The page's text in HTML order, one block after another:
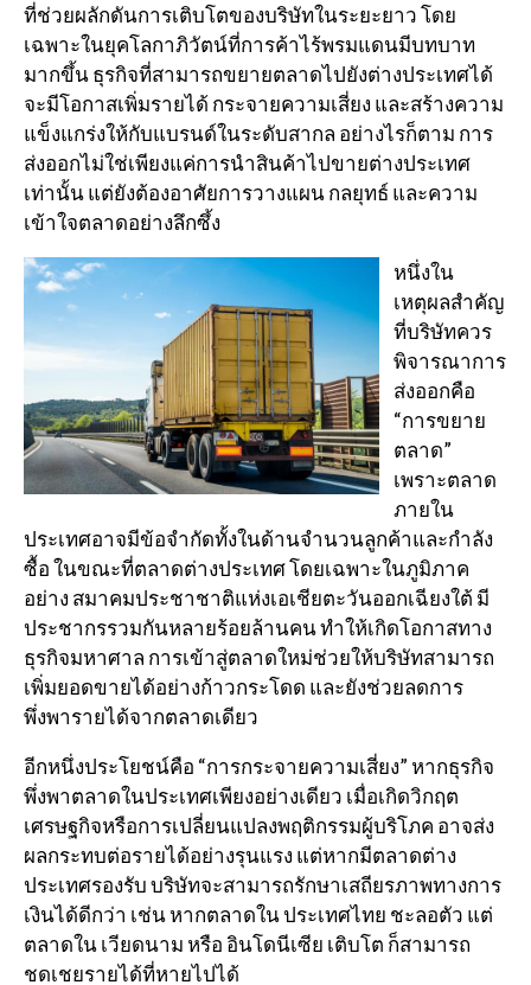
ที่ช่วยผลักดันการเติบโตของบริษัทในระยะยาว โดย
เฉพาะในยุคโลกาภิวัตน์ที่การค้าไร้พรมแดนมีบทบาท
มากขึ้น ธุรกิจที่สามารถขยายตลาดไปยังต่างประเทศได้
จะมีโอกาสเพิ่มรายได้ กระจายความเสี่ยง และสร้างความ
แข็งแกร่งให้กับแบรนด์ในระดับสากล อย่างไรก็ตาม การ
ส่งออกไม่ใช่เพียงแค่การนำสินค้าไปขายต่างประเทศ
เท่านั้น แต่ยังต้องอาศัยการวางแผน กลยุทธ์ และความ
เข้าใจตลาดอย่างลึกซึ้ง
หนึ่งใน
เหตุผลสำคัญ
ที่บริษัทควร
พิจารณาการ
ส่งออกคือ
“การขยาย
ตลาด”
เพราะตลาด
ภายใน
ประเทศอาจมีข้อจำกัดทั้งในด้านจำนวนลูกค้าและกำลัง
ซื้อ ในขณะที่ตลาดต่างประเทศ โดยเฉพาะในภูมิภาค
อย่าง สมาคมประชาชาติแห่งเอเชียตะวันออกเฉียงใต้มี
ประชากรรวมกันหลายร้อยล้านคน ทำให้เกิดโอกาสทาง
ธุรกิจมหาศาล การเข้าสู่ตลาดใหม่ช่วยให้บริษัทสามารถ
เพิ่มยอดขายได้อย่างก้าวกระโดด และยังช่วยลดการ
พึ่งพารายได้จากตลาดเดียว
อีกหนึ่งประโยชน์คือ “การกระจายความเสี่ยง” หากธุรกิจ
พึ่งพาตลาดในประเทศเพียงอย่างเดียว เมื่อเกิดวิกฤต
เศรษฐกิจหรือการเปลี่ยนแปลงพฤติกรรมผู้บริโภค อาจส่ง
ผลกระทบต่อรายได้อย่างรุนแรง แต่หากมีตลาดต่าง
ประเทศรองรับ บริษัทจะสามารถรักษาเสถียรภาพทางการ
เงินได้ดีกว่า เช่น หากตลาดในประเทศไทย ชะลอตัว แต่
ตลาดในเวียดนาม หรืออินโดนีเซีย เติบโต ก็สามารถ
ชดเชยรายได้ที่หายไปได้